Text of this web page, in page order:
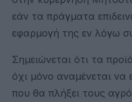
εάν τα πράγματα
εφαρμογή της εν λόγω
Σημειώνεται ότι τα
όχι μόνο αναμένεται να
που θα πλήξει τους